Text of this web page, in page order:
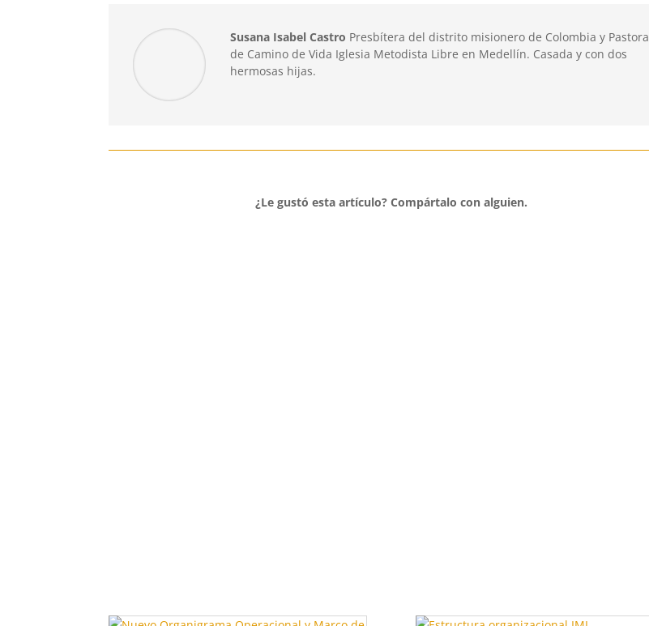
Susana Isabel Castro Presbítera del distrito misionero de Colombia y Pastora
de Camino de Vida Iglesia Metodista Libre en Medellín. Casada y con dos
hermosas hijas.
¿Le gustó esta artículo? Compártalo con alguien.